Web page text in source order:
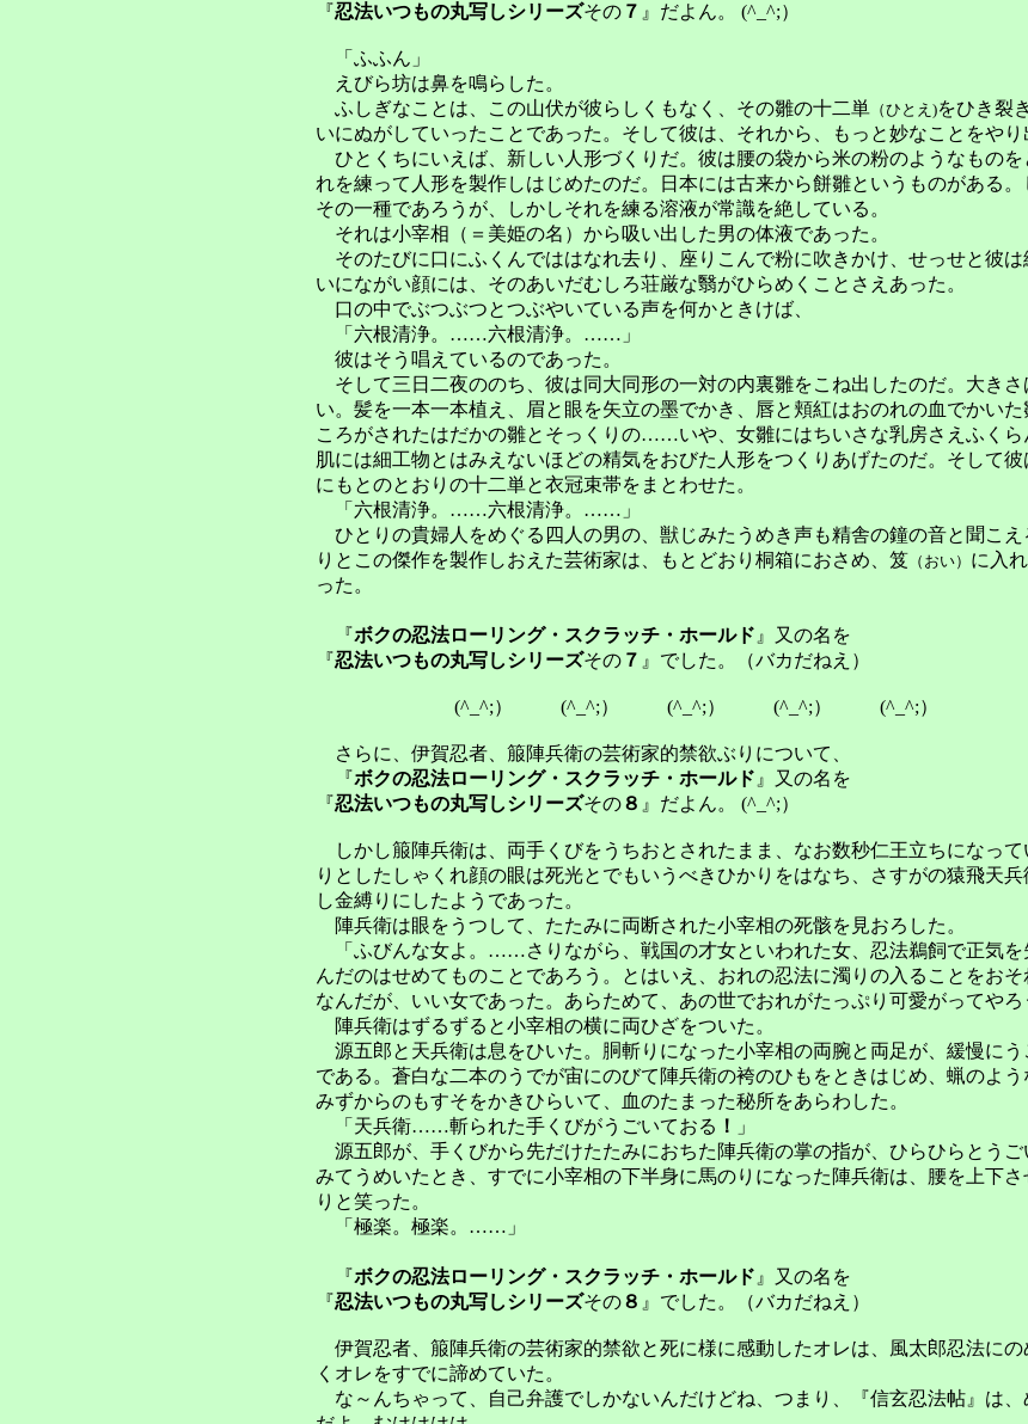
『忍法いつもの丸写しシリーズその ７ 』 だよん。 (^_^;）
「ふふん」
えびら坊は鼻を鳴らした。
ふしぎなことは、この山伏が彼らしくもなく、その雛の十二単 （ひとえ)をひき裂
いにぬがしていったことであった。そして彼は、それから、もっと妙なことをやり
ひとくちにいえば、新しい人形づくりだ。彼は腰の袋から米の粉のようなものを
れを練って人形を製作しはじめたのだ。日本には古来から餅雛というものがある
その一種であろうが、しかしそれを練る溶液が常識を絶している。
それは小宰相（＝美姫の名）から吸い出した男の体液であった。
そのたびに口にふくんでははなれ去り、座りこんで粉に吹きかけ、せっせと彼は
いにながい顔には、そのあいだむしろ荘厳な翳がひらめくことさえあった。
口の中でぶつぶつとつぶやいている声を何かときけば、
「六根清浄。……六根清浄。……」
彼はそう唱えているのであった。
そして三日二夜ののち、彼は同大同形の一対の内裏雛をこね出したのだ。大きさ
い。髪を一本一本植え、眉と眼を矢立の墨でかき、唇と頬紅はおのれの血でかいた
ころがされたはだかの雛とそっくりの……いや、女雛にはちいさな乳房さえふく
肌には細工物とはみえないほどの精気をおびた人形をつくりあげたのだ。そして
にもとのとおりの十二単と衣冠束帯をまとわせた。
「六根清浄。……六根清浄。……」
ひとりの貴婦人をめぐる四人の男の、獣じみたうめき声も精舎の鐘の音と聞こえ
りとこの傑作を製作しおえた芸術家は、もとどおり桐箱におさめ、笈 （おい） に入
った。
『ボクの忍法ローリング・スクラッチ・ホールド 』
又の名を
『忍法いつもの丸写しシリーズその ７ 』でした 。（バカだねえ）
(^_^;） (^_^;） (^_^;） (^_^;） (^_^;）
さらに、伊賀忍者、箙陣兵衛の芸術家的禁欲ぶりについて、
『ボクの忍法ローリング・スクラッチ・ホールド 』
又の名を
『忍法いつもの丸写しシリーズその８ 』 だよん。 (^_^;）
しかし箙陣兵衛は、両手くびをうちおとされたまま、なお数秒仁王立ちになって
りとしたしゃくれ顔の眼は死光とでもいうべきひかりをはなち、さすがの猿飛天
し金縛りにしたようであった。
陣兵衛は眼をうつして、たたみに両断された小宰相の死骸を見おろした。
「ふびんな女よ。……さりながら、戦国の才女といわれた女、忍法鵜飼で正気を
んだのはせめてものことであろう。とはいえ、おれの忍法に濁りの入ることをおそ
なんだが、いい女であった。あらためて、あの世でおれがたっぷり可愛がってやろ
陣兵衛はずるずると小宰相の横に両ひざをついた。
源五郎と天兵衛は息をひいた。胴斬りになった小宰相の両腕と両足が、緩慢にう
である。蒼白な二本のうでが宙にのびて 陣兵衛の袴のひもをときはじめ、蝋のよう
みずからのもすそをかきひらいて、血のたまった秘所をあらわした。
「 天兵衛……斬られた手くびがうごいておる ！
」
源五郎が、手くびから先だけたたみにおちた陣兵衛の掌の指が、ひらひらとうご
みてうめいたとき、すでに小宰相の下半身に馬のりになった陣兵衛は、腰を上下
りと笑った。
「極楽。極楽。……」
『ボクの忍法ローリング・スクラッチ・ホールド 』
又の名を
『忍法いつもの丸写しシリーズその８ 』でした 。（バカだねえ）
伊賀忍者、箙陣兵衛の芸術家的禁欲と死に様に感動したオレは、風太郎忍法に
くオレをすでに諦めていた。
な～んちゃって、自己弁護でしかないんだけどね、つまり、『信玄忍法帖』は